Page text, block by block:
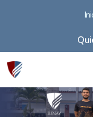
Blocs